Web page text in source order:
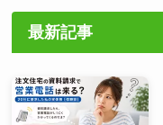
最新記事